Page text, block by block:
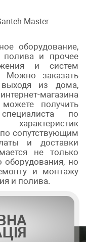
Master
оборудование,
полива и прочее
и систем
Можно заказать
выходя из дома,
магазина
получить
по
сопутствующим
и доставки
не только
оборудования, но
и монтажу
и полива.